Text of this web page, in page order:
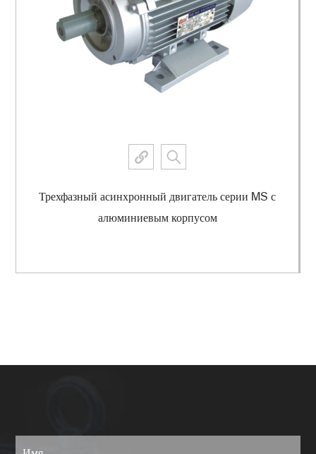
Трехфазный асинхронный двигатель серии MS с
алюминиевым корпусом